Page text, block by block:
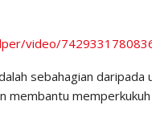
video/
sebahagian daripada
membantu